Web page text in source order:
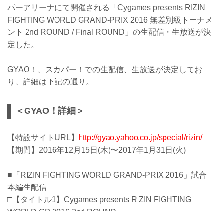
パーアリーナにて開催される「Cygames presents RIZIN
FIGHTING WORLD GRAND-PRIX 2016 無差別級トーナメ
ント 2nd ROUND / Final ROUND」の生配信・生放送が決
定した。
GYAO！、スカパー！での生配信、生放送が決定してお
り、詳細は下記の通り。
＜GYAO！詳細＞
【特設サイトURL】
http://gyao.yahoo.co.jp/special/rizin/
【期間】2016年12月15日(木)〜2017年1月31日(火)
■「RIZIN FIGHTING WORLD GRAND-PRIX 2016」試合
本編生配信
□【タイトル1】Cygames presents RIZIN FIGHTING